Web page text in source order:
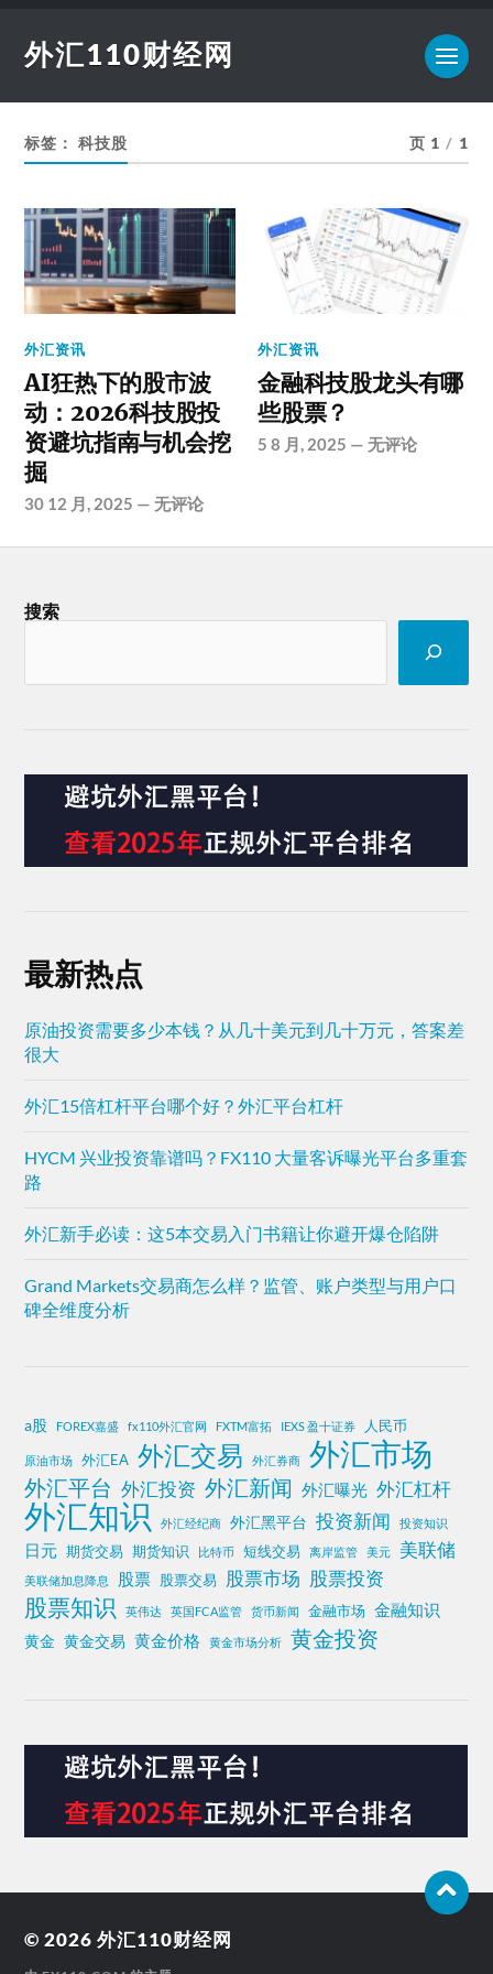
外汇110财经网
标签：科技股 页 1 / 1
外汇资讯
AI狂热下的股市波
动：2026科技股投
资避坑指南与机会挖
掘
30 12 月, 2025 —无评论
外汇资讯
金融科技股龙头有哪
些股票？
5 8 月, 2025 —无评论
搜索
最新热点
原油投资需要多少本钱？从几十美元到几十万元，答案差
很大
外汇15倍杠杆平台哪个好？外汇平台杠杆
HYCM 兴业投资靠谱吗？FX110 大量客诉曝光平台多重套
路
外汇新手必读：这5本交易入门书籍让你避开爆仓陷阱
Grand Markets交易商怎么样？监管、账户类型与用户口
碑全维度分析
a股 FOREX嘉盛 fx110外汇官网 FXTM富拓 IEXS 盈十证券 人民币
原油市场 外汇EA 外汇交易 外汇券商 外汇市场
外汇平台 外汇投资 外汇新闻 外汇曝光 外汇杠杆
外汇知识 外汇经纪商 外汇黑平台 投资新闻 投资知识
日元 期货交易 期货知识 比特币 短线交易 离岸监管 美元 美联储
美联储加息降息 股票 股票交易 股票市场 股票投资
股票知识 英伟达 英国FCA监管 货币新闻 金融市场 金融知识
黄金 黄金交易 黄金价格 黄金市场分析 黄金投资
© 2026外汇110财经网